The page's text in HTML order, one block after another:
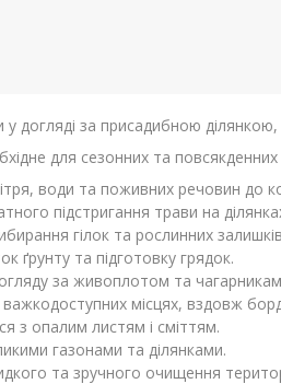
у догляді за присадибною
для сезонних та повсякденних
води та поживних речовин до
підстригання трави на
гілок та рослинних
ґрунту та підготовку грядок.
за живоплотом та
важкодоступних місцях, вздовж
з опалим листям і сміттям.
газонами та ділянками.
та зручного очищення